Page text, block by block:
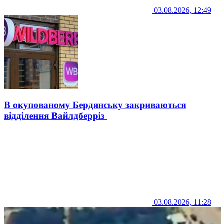
03.08.2026, 12:49
В окупованому Бердянську закриваються
відділення Вайлдберріз
03.08.2026, 11:28